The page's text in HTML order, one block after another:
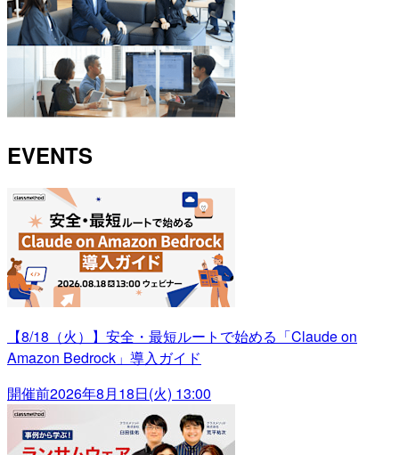
EVENTS
【8/18（火）】安全・最短ルートで始める「Claude on
Amazon Bedrock」導入ガイド
開催前2026年8月18日(火) 13:00